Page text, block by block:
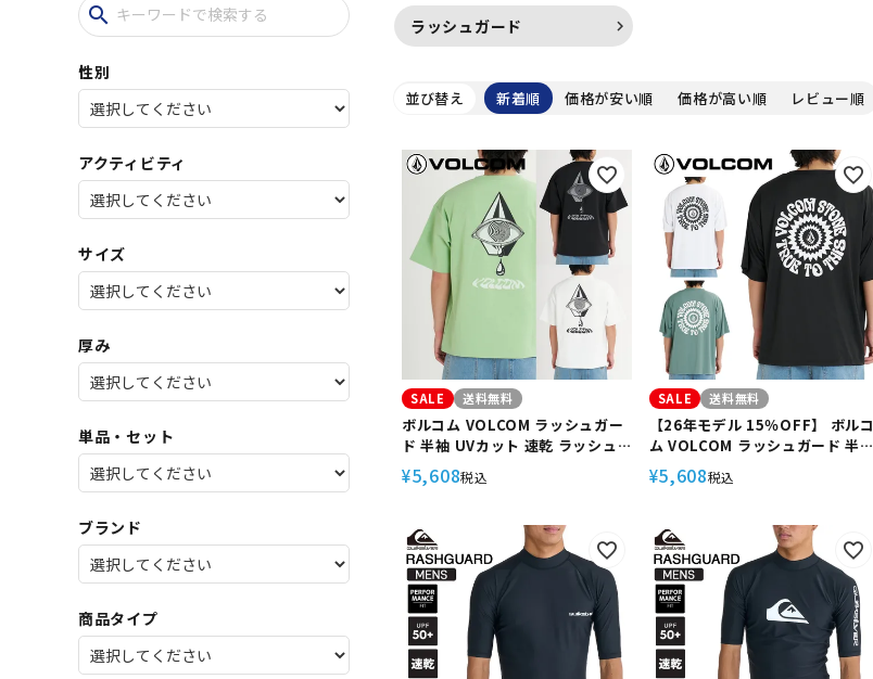
スイミング
SALE 店舗限定商品
search
性別
アクティビティ
サイズ
厚み
単品・セット
ブランド
商品タイプ
ラッシュガード
並び替え 新着順 価格が安い順 価格が高い順 レビュー順
SALE 送料無料
ボルコム VOLCOM ラッシュガー
ド 半袖 UVカット 速乾 ラッシュT
シャツ SPIRITUAL STONE SS
RASH TEE VLY262008
¥5,608税込
SALE 送料無料
【26年モデル 15％OFF】 ボルコ
ム VOLCOM ラッシュガード 半袖
UVカット 速乾 ラッシュTシャツ
SUN BURST SS RASH TEE
¥5,608税込